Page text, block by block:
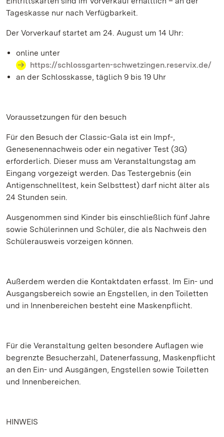
Tageskasse nur nach Verfügbarkeit.
Der Vorverkauf startet am 24. August um 14 Uhr:
online unter
https://schlossgarten-schwetzingen.reservix.de/
an der Schlosskasse, täglich 9 bis 19 Uhr
Voraussetzungen für den besuch
Für den Besuch der Classic-Gala ist ein Impf-,
Genesenennachweis oder ein negativer Test (3G)
erforderlich. Dieser muss am Veranstaltungstag am
Eingang vorgezeigt werden. Das Testergebnis (ein
Antigenschnelltest, kein Selbsttest) darf nicht älter als
24 Stunden sein.
Ausgenommen sind Kinder bis einschließlich fünf Jahre
sowie Schülerinnen und Schüler, die als Nachweis den
Schülerausweis vorzeigen können.
Außerdem werden die Kontaktdaten erfasst. Im Ein- und
Ausgangsbereich sowie an Engstellen, in den Toiletten
und in Innenbereichen besteht eine Maskenpflicht.
Für die Veranstaltung gelten besondere Auflagen wie
begrenzte Besucherzahl, Datenerfassung, Maskenpflicht
an den Ein- und Ausgängen, Engstellen sowie Toiletten
und Innenbereichen.
HINWEIS